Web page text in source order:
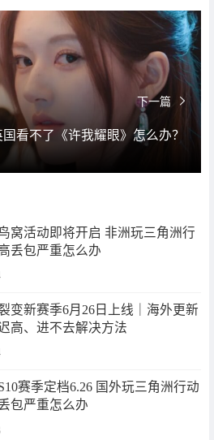
下一篇
看不了《许我耀眼》怎么办？
窝活动即将开启 非洲玩三角洲行
丢包严重怎么办
变新赛季6月26日上线｜海外更新
高、进不去解决方法
档6.26 国外玩三角洲行动
包严重怎么办